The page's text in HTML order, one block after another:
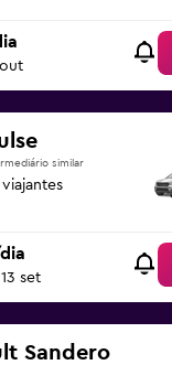
similar
set
Sandero